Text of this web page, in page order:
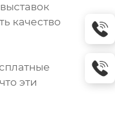
качество
эти